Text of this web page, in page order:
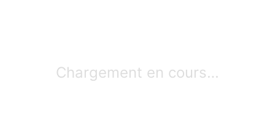
Chargement en cours…